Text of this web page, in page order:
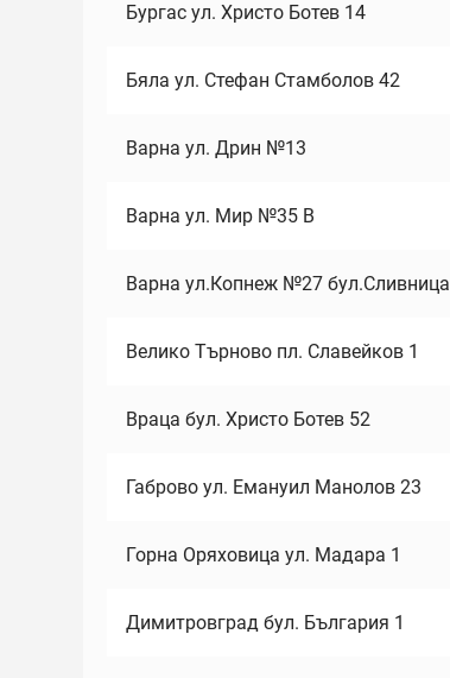
Бургас ул. Христо Ботев 14
Бяла ул. Стефан Стамболов 42
Варна ул. Дрин №13
Варна ул. Мир №35 В
Варна ул.Копнеж №27 бул.Сливница
Велико Търново пл. Славейков 1
Враца бул. Христо Ботев 52
Габрово ул. Емануил Манолов 23
Горна Оряховица ул. Мадара 1
Димитровград бул. България 1